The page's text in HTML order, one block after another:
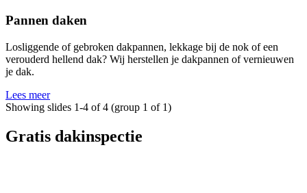
Pannen daken
Losliggende of gebroken dakpannen, lekkage bij de nok of een
verouderd hellend dak? Wij herstellen je dakpannen of vernieuwen
je dak.
Lees meer
Showing slides 1-4 of 4 (group 1 of 1)
Gratis dakinspectie